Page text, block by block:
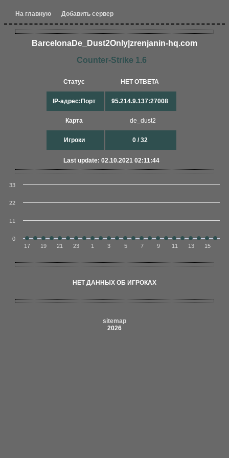
На главную Добавить сервер
BarcelonaDe_Dust2Onl​y|zrenjanin-hq.com​
Counter-Strike 1.6
Статус
IP-адрес:Порт
Карта
Игроки
НЕТ ОТВЕТА
95.214.9.137:27008
de_dust2
0 / 32
Last update: 02.10.2021 02:11:44
17 19 21 23 1 3 5 7 9 11 13 15
0
11
22
33
НЕТ ДАННЫХ ОБ ИГРОКАХ
sitemap
2026